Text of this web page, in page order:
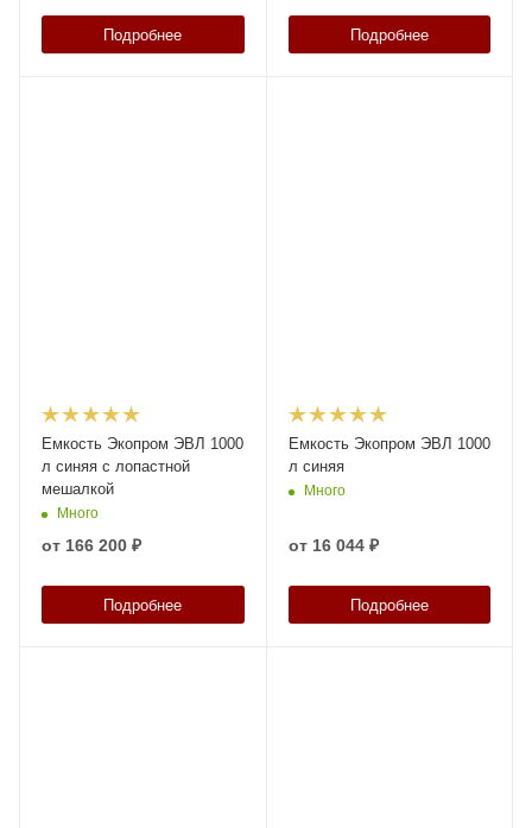
Подробнее Подробнее
Емкость Экопром ЭВЛ 1000
л синяя с лопастной
мешалкой
Много
от 166 200 ₽
Подробнее
Емкость Экопром ЭВЛ 1000
л синяя
Много
от 16 044 ₽
Подробнее